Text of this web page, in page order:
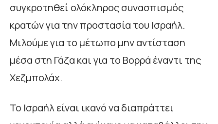
συγκροτηθεί ολόκληρος συνασπισμός
κρατών για την προστασία του Ισραήλ.
Μιλούμε για το μέτωπο μην αντίσταση
μέσα στη Γάζα και για το Βορρά έναντι της
Χεζμπολάχ.
Το Ισραήλ είναι ικανό να διαπράττει